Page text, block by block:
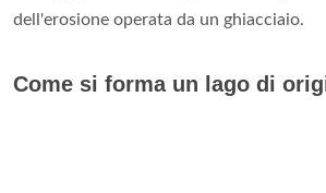
dell'erosione operata da un ghiacciaio.
Come si forma un lago di